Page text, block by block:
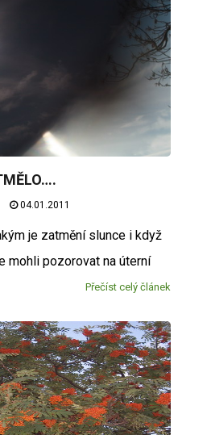
04.01.2011
je zatmění slunce i když
mohli pozorovat na úterní
Přečíst celý článek